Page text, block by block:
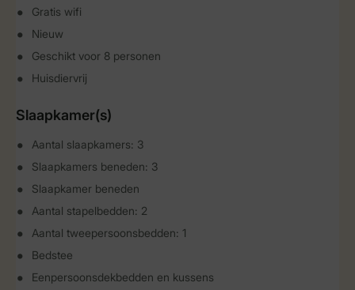
Gratis wifi
Nieuw
Geschikt voor 8 personen
Huisdiervrij
Slaapkamer(s)
Aantal slaapkamers: 3
Slaapkamers beneden: 3
Slaapkamer beneden
Aantal stapelbedden: 2
Aantal tweepersoonsbedden: 1
Bedstee
Eenpersoonsdekbedden en kussens